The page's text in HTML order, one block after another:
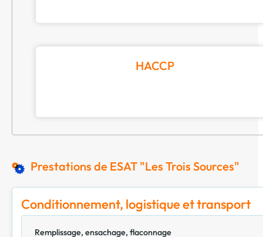
HACCP
Prestations de ESAT "Les Trois Sources"
Conditionnement, logistique et transport
Remplissage, ensachage, flaconnage